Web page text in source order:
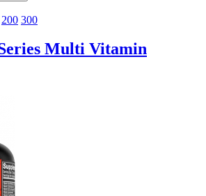
200 300
Multi Vitamin